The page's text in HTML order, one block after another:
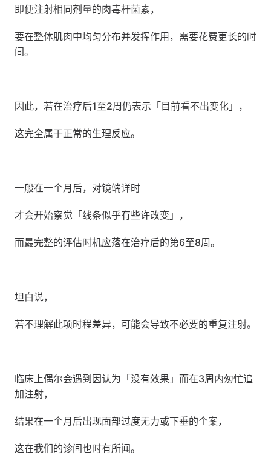
即便注射相同剂量的肉毒杆菌素，
要在整体肌肉中均匀分布并发挥作用，需要花费更长的时
间。
因此，若在治疗后1至2周仍表示「目前看不出变化」，
这完全属于正常的生理反应。
一般在一个月后，对镜端详时
才会开始察觉「线条似乎有些许改变」，
而最完整的评估时机应落在治疗后的第6至8周。
坦白说，
若不理解此项时程差异，可能会导致不必要的重复注射。
临床上偶尔会遇到因认为「没有效果」而在3周内匆忙追
加注射，
结果在一个月后出现面部过度无力或下垂的个案，
这在我们的诊间也时有所闻。